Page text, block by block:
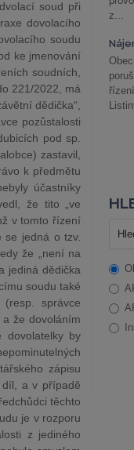
soud při
dovolacího
soudu
ke jmenování
soudních,
221/2022, má
dědička“,
pozůstalosti
pod sp.
zastavil,
k předmětu
účastníky
že tito „ve
v tomto řízení
se jedná o tzv.
že „není na
jediná dědička
soudu také
správce
že dovoláním
dovolatelky by
zápisu
a v případě
těchto
je v rozporu
z jediného
z...